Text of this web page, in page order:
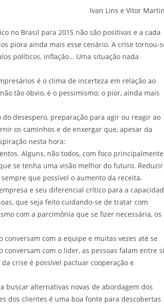
Ivan Lins e Vitor
no Brasil para 2015 não são positivas e a cada
piora ainda mais esse cenário. A crise tornou-
políticos, inflação… Uma situação nada
é o clima de incerteza em relação ao
tão óbvio, é o pessimismo; o pior, ainda mais
desespero, preparação para agir ou reagir ao
os caminhos e de enxergar que, apesar da
nesta hora:
Alguns, não todos, com foco
se tenha uma visão melhor do futuro. Reduzir
que possível o aumento da receita.
e seu diferencial crítico para a
que seja feito cuidando-se de tratar com
com a parcimônia que se fizer necessária, os
conversam com a equipe e muitas vezes até se
conversam com o líder, as pessoas falam entre
crise é possível pactuar cooperação e
buscar alternativas novas de abordagem dos
dos clientes é uma boa fonte para descobertas